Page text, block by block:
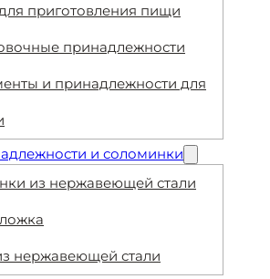
приготовления пищи
принадлежности
и принадлежности для
и соломинки
из нержавеющей стали
нержавеющей стали